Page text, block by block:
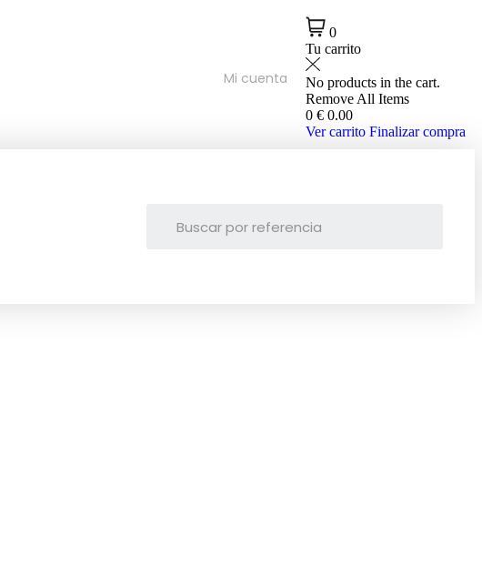
Mi cuenta
0
Tu carrito
No products in the cart.
Remove All Items
0 € 0.00
Ver carrito Finalizar compra